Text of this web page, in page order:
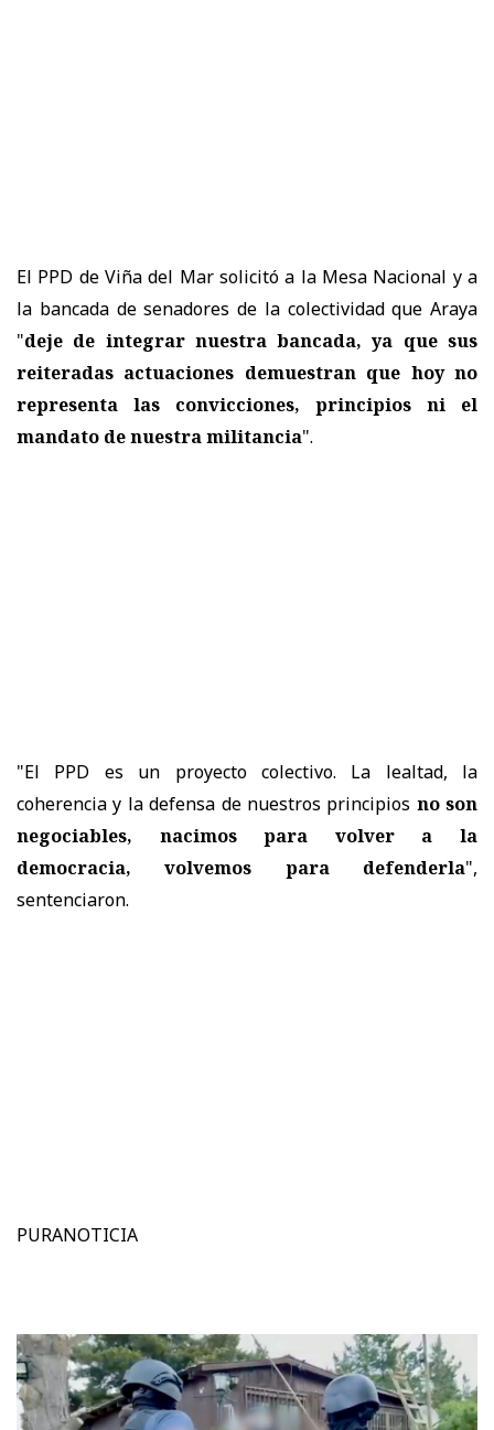
El PPD de Viña del Mar solicitó a la Mesa Nacional y a
la bancada de senadores de la colectividad que Araya
"deje de integrar nuestra bancada, ya que sus
reiteradas actuaciones demuestran que hoy no
representa las convicciones, principios ni el
mandato de nuestra militancia".
"El PPD es un proyecto colectivo. La lealtad, la
coherencia y la defensa de nuestros principios no son
negociables, nacimos para volver a la
democracia, volvemos para defenderla",
sentenciaron.
PURANOTICIA